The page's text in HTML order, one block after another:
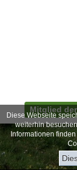
Diese Webseite
weiterhin
Informationen
Mitglied